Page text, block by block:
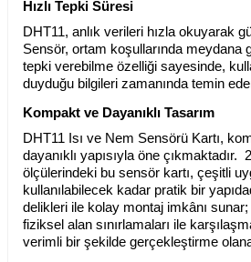
Hızlı Tepki Süresi
DHT11, anlık verileri hızla okuyarak
Sensör, ortam koşullarında meydana
tepki verebilme özelliği sayesinde,
duyduğu bilgileri zamanında temin
Kompakt ve Dayanıklı Tasarım
DHT11 Isı ve Nem Sensörü Kartı,
dayanıklı yapısıyla öne
ölçülerindeki bu sensör kartı, çeşitli
kullanılabilecek kadar pratik bir
delikleri ile kolay montaj imkânı sunar;
fiziksel alan sınırlamaları ile
verimli bir şekilde gerçekleştirme